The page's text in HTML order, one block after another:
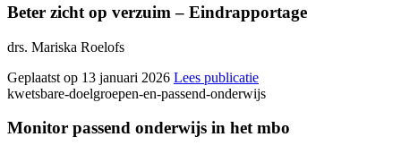
Beter zicht op verzuim – Eindrapportage
drs. Mariska Roelofs
Geplaatst op 13 januari 2026 Lees publicatie
kwetsbare-doelgroepen-en-passend-onderwijs
Monitor passend onderwijs in het mbo